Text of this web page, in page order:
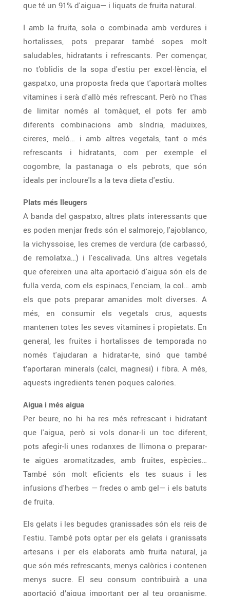
que té un 91% d'aigua— i liquats de fruita natural.
I amb la fruita, sola o combinada amb verdures i
hortalisses, pots preparar també sopes molt
saludables, hidratants i refrescants. Per començar,
no t’oblidis de la sopa d'estiu per excel·lència, el
gaspatxo, una proposta freda que t'aportarà moltes
vitamines i serà d'allò més refrescant. Però no t'has
de limitar només al tomàquet, el pots fer amb
diferents combinacions amb síndria, maduixes,
cireres, meló… i amb altres vegetals, tant o més
refrescants i hidratants, com per exemple el
cogombre, la pastanaga o els pebrots, que són
ideals per incloure'ls a la teva dieta d'estiu.
Plats més lleugers
A banda del gaspatxo, altres plats interessants que
es poden menjar freds són el salmorejo, l'ajoblanco,
la vichyssoise, les cremes de verdura (de carbassó,
de remolatxa…) i l'escalivada. Uns altres vegetals
que ofereixen una alta aportació d'aigua són els de
fulla verda, com els espinacs, l'enciam, la col… amb
els que pots preparar amanides molt diverses. A
més, en consumir els vegetals crus, aquests
mantenen totes les seves vitamines i propietats. En
general, les fruites i hortalisses de temporada no
només t'ajudaran a hidratar-te, sinó que també
t’aportaran minerals (calci, magnesi) i fibra. A més,
aquests ingredients tenen poques calories.
Aigua i més aigua
Per beure, no hi ha res més refrescant i hidratant
que l'aigua, però si vols donar-li un toc diferent,
pots afegir-li unes rodanxes de llimona o preparar-
te aigües aromatitzades, amb fruites, espècies…
També són molt eficients els tes suaus i les
infusions d'herbes — fredes o amb gel— i els batuts
de fruita.
Els gelats i les begudes granissades són els reis de
l'estiu. També pots optar per els gelats i granissats
artesans i per els elaborats amb fruita natural, ja
que són més refrescants, menys calòrics i contenen
menys sucre. El seu consum contribuirà a una
aportació d’aigua important per al teu organisme.